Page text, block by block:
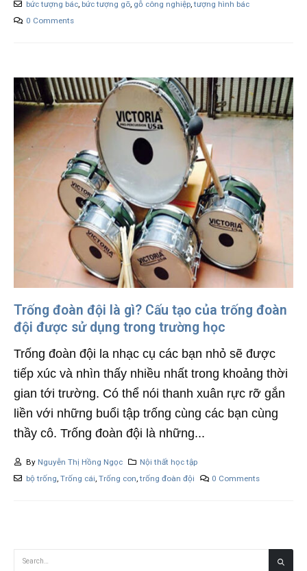
bức tượng bác, bức tượng gõ, gỗ công nghiệp,tượng hình bác
0 Comments
Trống đoàn đội là gì? Cấu tạo của trống đoàn
đội được sử dụng trong trường học
Trống đoàn đội la nhạc cụ các bạn nhỏ sẽ được
tiếp xúc và nhìn thấy nhiều nhất trong khoảng thời
gian tới trường. Có thể nói thanh xuân rực rỡ gắn
liền với những buổi tập trống cùng các bạn cùng
thầy cô. Trống đoàn đội là những...
By Nguyễn Thị Hồng Ngọc
Nội thất học tập
bộ trống, Trống cái, Trống con,trống đoàn đội 0 Comments